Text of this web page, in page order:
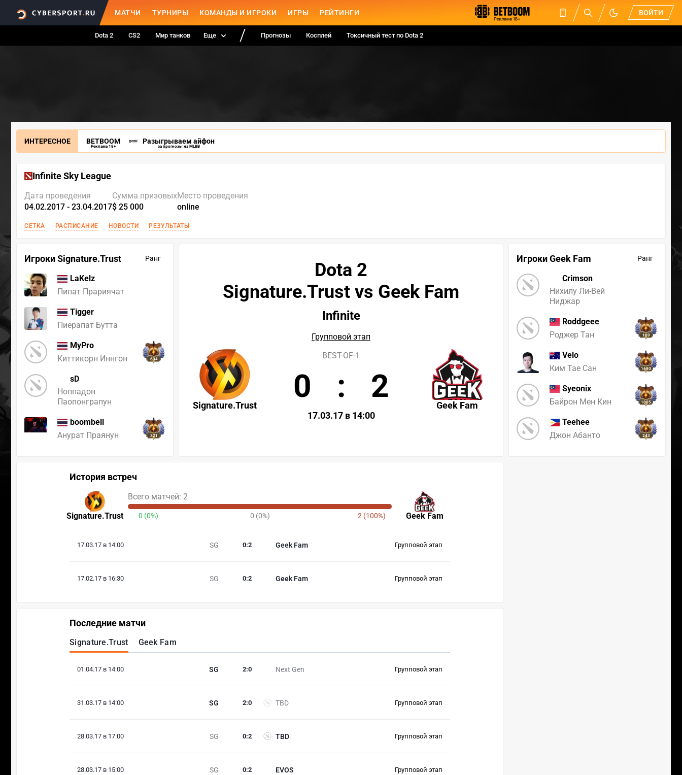
МАТЧИ ТУРНИРЫ КОМАНДЫ И ИГРОКИ ИГРЫ РЕЙТИНГИ ВОЙТИ
Dota 2 CS2 Мир танков Еще Прогнозы Косплей Токсичный тест по Dota 2
ИНТЕРЕСНОЕ BETBOOM
Реклама 18+
Разыгрываем айфон
за прогнозы на MLBB
Infinite Sky League
Дата проведения
04.02.2017 - 23.04.2017
Сумма призовых
$ 25 000
Место проведения
online
СЕТКА РАСПИСАНИЕ НОВОСТИ РЕЗУЛЬТАТЫ
Игроки Signature.Trust Ранг
LaKelz
Пипат Прариячат
Tigger
Пиерапат Бутта
MyPro
Киттикорн Иннгон
634
sD
Ноппадон
Паопонграпун
boombell
Анурат Праянун
321
Игроки Geek Fam Ранг
Crimson
Нихилу Ли-Вей
Ниджар
Roddgeee
Роджер Тан
109
Velo
Ким Тае Сан
1690
Syeonix
Байрон Мен Кин
1005
Teehee
Джон Абанто
243
Dota 2
Signature.Trust vs Geek Fam
Infinite
Групповой этап
Signature.Trust Geek Fam
BEST-OF-1
0 : 2
17.03.17 в 14:00
История встреч
Signature.Trust Geek Fam
Всего матчей: 2
0 (0%) 0 (0%) 2 (100%)
17.03.17 в 14:00 SG Geek Fam
0:2 Групповой этап
17.02.17 в 16:30 SG Geek Fam
0:2 Групповой этап
Последние матчи
Signature.Trust Geek Fam
01.04.17 в 14:00 SG Next Gen
2:0 Групповой этап
31.03.17 в 14:00 SG TBD
2:0 Групповой этап
28.03.17 в 17:00 SG TBD
0:2 Групповой этап
28.03.17 в 15:00 SG EVOS
0:2 Групповой этап